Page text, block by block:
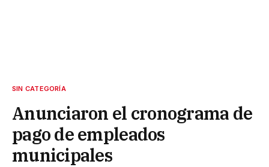
SIN CATEGORÍA
Anunciaron el cronograma de
pago de empleados
municipales